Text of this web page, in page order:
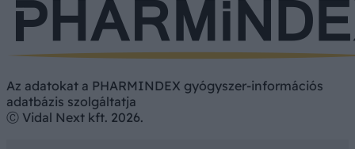
Az adatokat a PHARMINDEX gyógyszer-információs
adatbázis szolgáltatja
Ⓒ Vidal Next kft. 2026.